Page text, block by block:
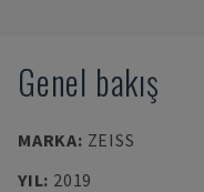
Genel bakış
MARKA: ZEISS
YIL: 2019